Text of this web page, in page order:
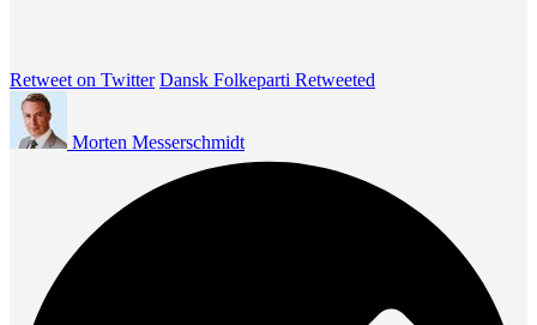
Retweet on Twitter Dansk Folkeparti Retweeted
Morten Messerschmidt